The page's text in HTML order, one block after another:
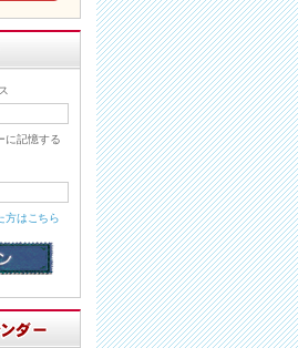
に記憶する
方はこちら